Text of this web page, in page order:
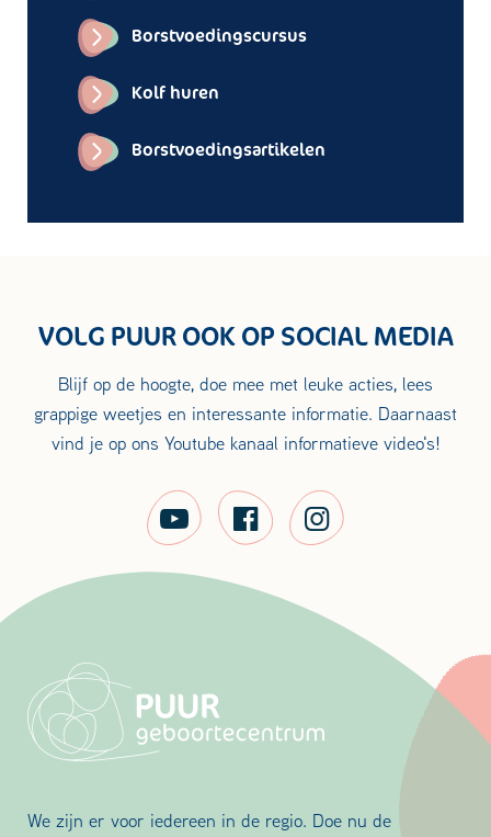
Borstvoedingscursus
Kolf huren
Borstvoedingsartikelen
VOLG PUUR OOK OP SOCIAL MEDIA
Blijf op de hoogte, doe mee met leuke acties, lees
grappige weetjes en interessante informatie. Daarnaast
vind je op ons Youtube kanaal informatieve video's!
We zijn er voor iedereen in de regio. Doe nu de